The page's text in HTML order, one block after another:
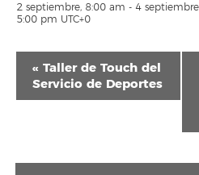
2 septiembre, 8:00 am - 4
5:00 pm UTC+0
Navegación
del
Evento
« Taller de Touch del
Servicio de Deportes